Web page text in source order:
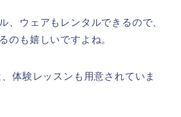
、ウェアもレンタルできるので、
のも嬉しいですよね。
体験レッスンも用意されていま